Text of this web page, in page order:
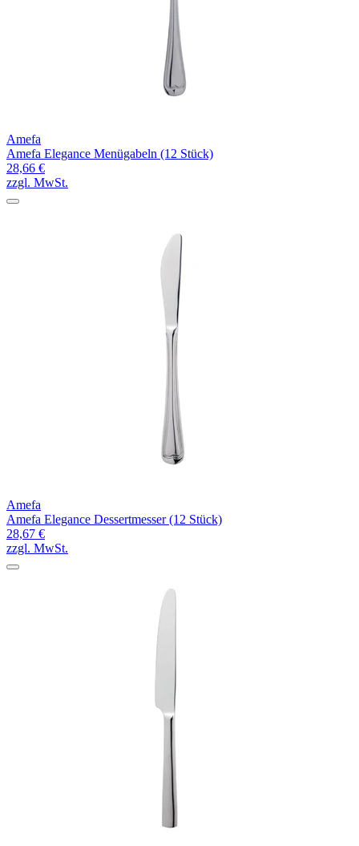
Amefa
Amefa Elegance Menügabeln (12 Stück)
28,66 €
zzgl. MwSt.
Amefa
Amefa Elegance Dessertmesser (12 Stück)
28,67 €
zzgl. MwSt.